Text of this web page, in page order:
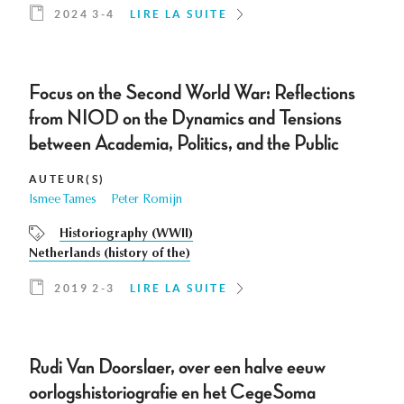
2024 3-4 LIRE LA SUITE
Focus on the Second World War: Reflections
from NIOD on the Dynamics and Tensions
between Academia, Politics, and the Public
AUTEUR(S)
Ismee Tames Peter Romijn
Historiography (WWII)
Netherlands (history of the)
2019 2-3 LIRE LA SUITE
Rudi Van Doorslaer, over een halve eeuw
oorlogshistoriografie en het CegeSoma